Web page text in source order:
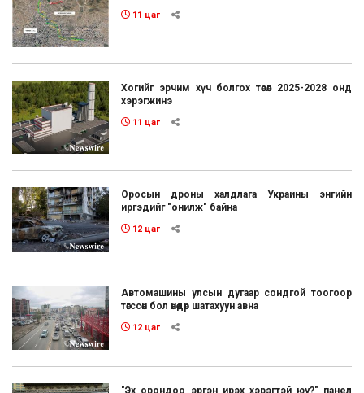
11 цаг
Хогийг эрчим хүч болгох төсөл 2025-2028 онд
хэрэгжинэ
11 цаг
Оросын дроны халдлага Украины энгийн
иргэдийг "онилж" байна
12 цаг
Автомашины улсын дугаар сондгой тоогоор
төгссөн бол өнөөдөр шатахуун авна
12 цаг
"Эх орондоо эргэн ирэх хэрэгтэй юу?" панел